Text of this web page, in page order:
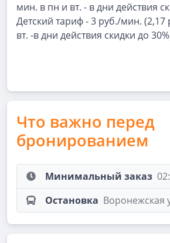
мин. в пн и вт. - в дни действия
Детский тариф - 3 руб./мин.
вт. -в дни действия скидки до
Что важно перед
бронированием
Минимальный заказ
Остановка Воронежская